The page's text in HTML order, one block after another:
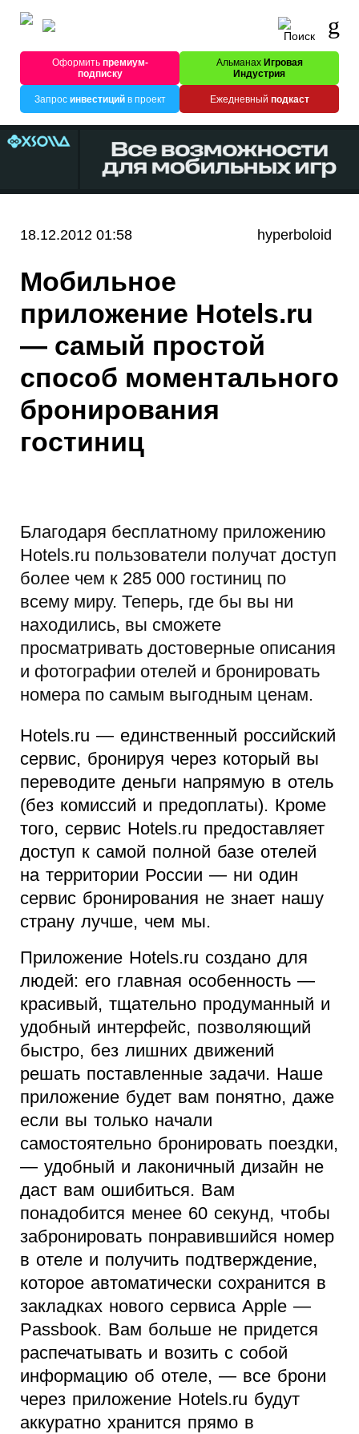
Оформитьпремиум-
подписку
Альманах Игровая
Индустрия
Запрос инвестицийв проект Ежедневный подкаст
18.12.2012 01:58 hyperboloid
Мобильное
приложение Hotels.ru
— самый простой
способ моментального
бронирования
гостиниц
Благодаря бесплатному приложению
Hotels.ru пользователи получат доступ
более чем к 285 000 гостиниц по
всему миру. Теперь, где бы вы ни
находились, вы сможете
просматривать достоверные описания
и фотографии отелей и бронировать
номера по самым выгодным ценам.
Hotels.ru — единственный российский
сервис, бронируя через который вы
переводите деньги напрямую в отель
(без комиссий и предоплаты). Кроме
того, сервис Hotels.ru предоставляет
доступ к самой полной базе отелей
на территории России — ни один
сервис бронирования не знает нашу
страну лучше, чем мы.
Приложение Hotels.ru создано для
людей: его главная особенность —
красивый, тщательно продуманный и
удобный интерфейс, позволяющий
быстро, без лишних движений
решать поставленные задачи. Наше
приложение будет вам понятно, даже
если вы только начали
самостоятельно бронировать поездки,
— удобный и лаконичный дизайн не
даст вам ошибиться. Вам
понадобится менее 60 секунд, чтобы
забронировать понравившийся номер
в отеле и получить подтверждение,
которое автоматически сохранится в
закладках нового сервиса Apple —
Passbook. Вам больше не придется
распечатывать и возить с собой
информацию об отеле, — все брони
через приложение Hotels.ru будут
аккуратно хранится прямо в